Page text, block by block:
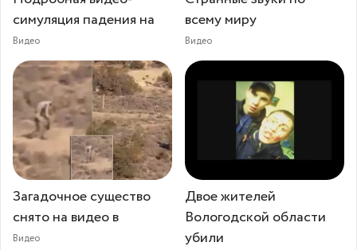
симуляция падения на
Видео
всему миру
Видео
Загадочное существо
снято на видео в
Видео
Двое жителей
Вологодской области
убили